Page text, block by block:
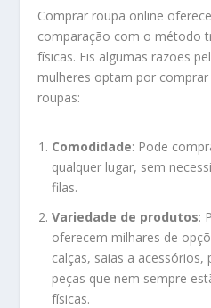
Comprar roupa online
comparação com o método
físicas. Eis algumas razões
mulheres optam por
roupas:
Comodidade: Pode
qualquer lugar, sem
filas.
Variedade de produtos:
oferecem milhares de
calças, saias a
peças que nem sempre
físicas.